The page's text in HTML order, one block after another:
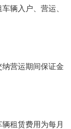
辆入户、营运、
营运期间保证金
租赁费用为每月